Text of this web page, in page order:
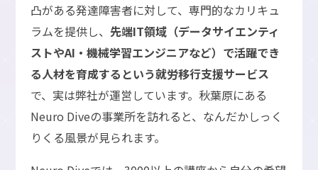
凸がある発達障害者に対して、専門的なカリキュ
ラムを提供し、 先端IT領域（データサイエンティ
ストやAI・機械学習エンジニアなど）で活躍でき
る人材を育成するという就労移行支援サービス
で、実は弊社が運営しています。秋葉原にある
Neuro Diveの事業所を訪れると、なんだかしっく
りくる風景が見られます。